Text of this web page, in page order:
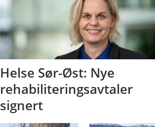
Helse Sør-Øst: Nye
rehabiliteringsavtaler
signert